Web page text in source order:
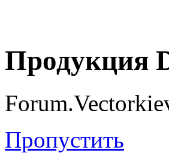
Продукция
Пропустить